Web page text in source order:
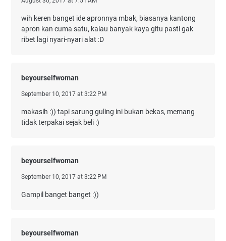
wih keren banget ide apronnya mbak, biasanya kantong
apron kan cuma satu, kalau banyak kaya gitu pasti gak
ribet lagi nyari-nyari alat :D
beyourselfwoman
September 10, 2017 at 3:22 PM
makasih :)) tapi sarung guling ini bukan bekas, memang
tidak terpakai sejak beli :)
beyourselfwoman
September 10, 2017 at 3:22 PM
Gampil banget banget :))
beyourselfwoman